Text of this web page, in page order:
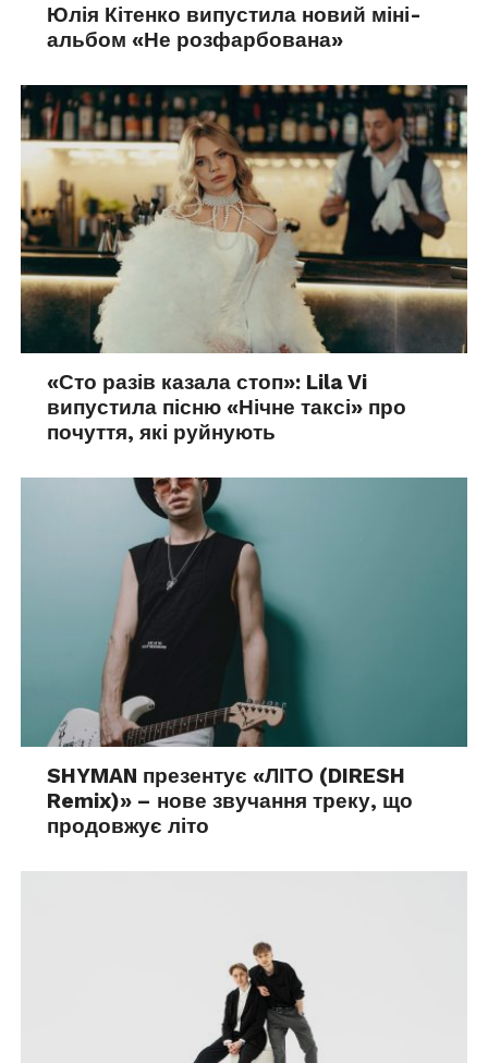
Юлія Кітенко випустила новий міні-
альбом «Не розфарбована»
«Сто разів казала стоп»: Lila Vi
випустила пісню «Нічне таксі» про
почуття, які руйнують
SHYMAN презентує «ЛІТО (DIRESH
Remix)» – нове звучання треку, що
продовжує літо